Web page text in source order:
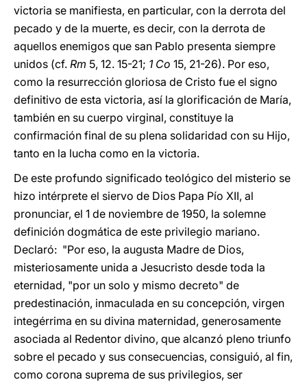
victoria se manifiesta, en particular, con la derrota del
pecado y de la muerte, es decir, con la derrota de
aquellos enemigos que san Pablo presenta siempre
unidos (cf. Rm 5, 12. 15-21; 1 Co 15, 21-26). Por eso,
como la resurrección gloriosa de Cristo fue el signo
definitivo de esta victoria, así la glorificación de María,
también en su cuerpo virginal, constituye la
confirmación final de su plena solidaridad con su Hijo,
tanto en la lucha como en la victoria.
De este profundo significado teológico del misterio se
hizo intérprete el siervo de Dios Papa Pío XII, al
pronunciar, el 1 de noviembre de 1950, la solemne
definición dogmática de este privilegio mariano.
Declaró: "Por eso, la augusta Madre de Dios,
misteriosamente unida a Jesucristo desde toda la
eternidad, "por un solo y mismo decreto" de
predestinación, inmaculada en su concepción, virgen
integérrima en su divina maternidad, generosamente
asociada al Redentor divino, que alcanzó pleno triunfo
sobre el pecado y sus consecuencias, consiguió, al fin,
como corona suprema de sus privilegios, ser